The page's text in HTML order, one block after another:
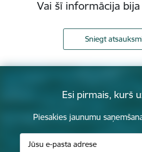
Vai šī informācija
Sniegt
Esi pirmais, kurš
Piesakies jaunumu